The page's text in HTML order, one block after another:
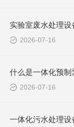
2026-07-16
2026-07-16